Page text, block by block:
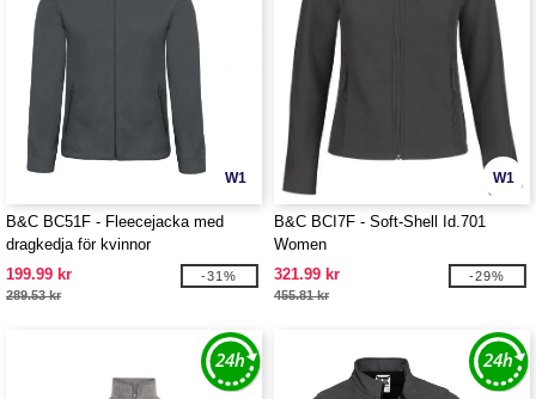
W1
B&C BC51F - Fleecejacka med
dragkedja för kvinnor
199.99 kr
289.53 kr
-31%
W1
B&C BCI7F - Soft-Shell Id.701
Women
321.99 kr
455.81 kr
-29%